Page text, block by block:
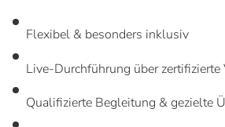
Flexibel & besonders inklusiv
Live-Durchführung über
Qualifizierte Begleitung & gezielte